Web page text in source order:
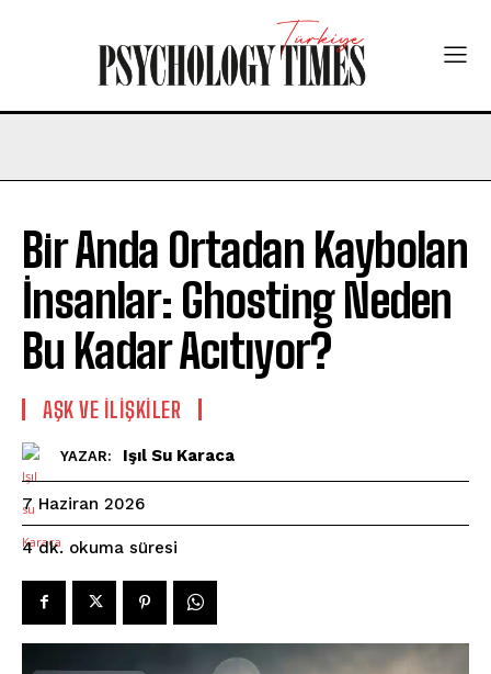
Bir Anda Ortadan Kaybolan
İnsanlar: Ghosting Neden
Bu Kadar Acıtıyor?
AŞK VE İLIŞKILER
YAZAR: Işıl Su Karaca
7 Haziran 2026
4dk. okuma süresi